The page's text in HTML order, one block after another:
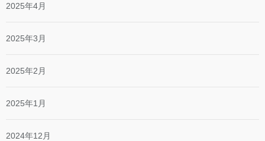
2025年4月
2025年3月
2025年2月
2025年1月
2024年12月